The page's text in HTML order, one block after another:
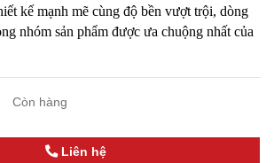
kế mạnh mẽ cùng độ bền vượt trội, dòng
nhóm sản phẩm được ưa chuộng nhất của
Còn hàng
Liên hệ